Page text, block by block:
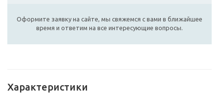
Оформите заявку на сайте, мы свяжемся с вами в ближайшее
время и ответим на все интересующие вопросы.
Характеристики